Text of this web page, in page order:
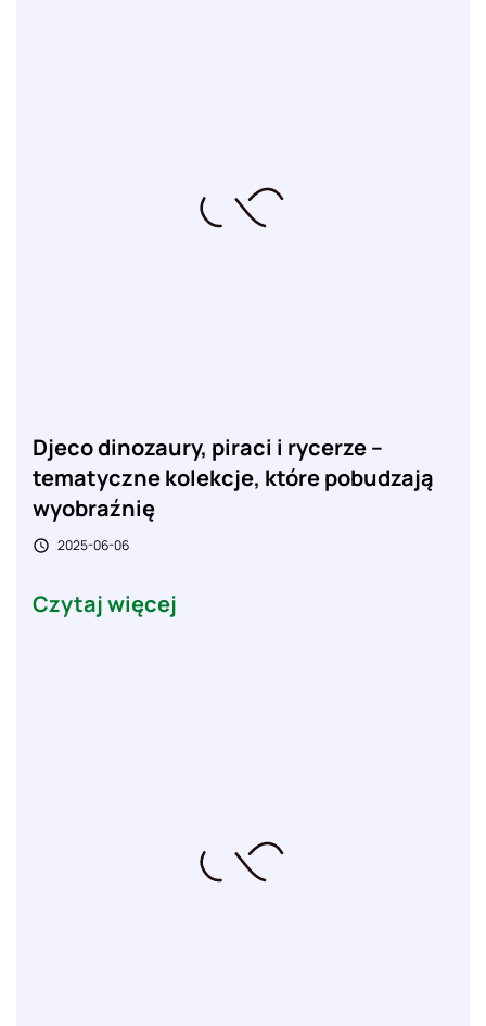
Djeco dinozaury, piraci i rycerze –
tematyczne kolekcje, które pobudzają
wyobraźnię
 2025-06-06
Czytaj więcej